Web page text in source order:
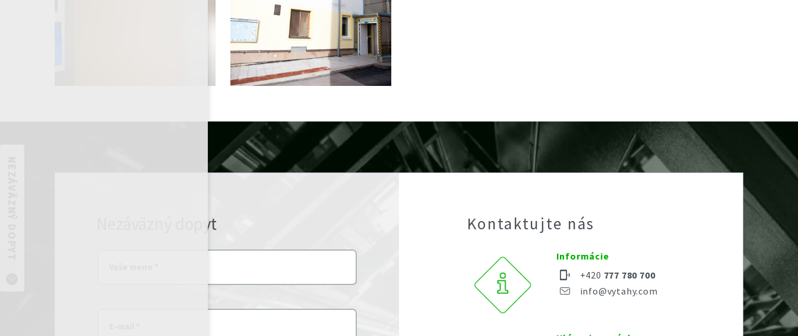
Nezáväzný dopyt Kontaktujte nás
Informácie
info@vytahy.com
+420 777 780 700